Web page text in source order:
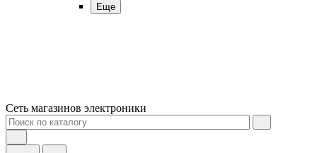
Еще
Сеть магазинов электроники